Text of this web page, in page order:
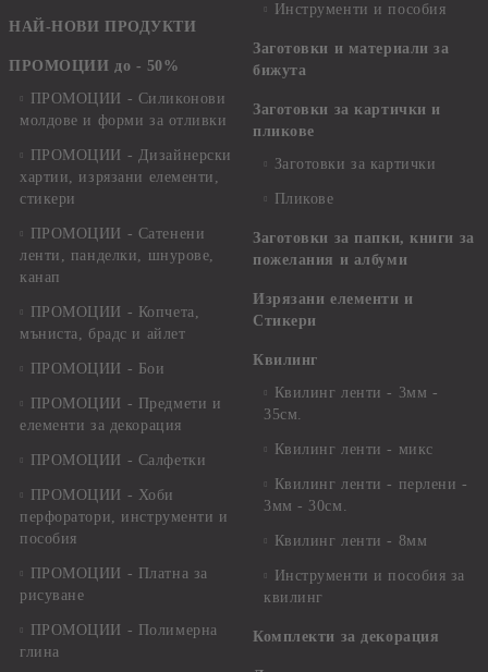
НАЙ-НОВИ ПРОДУКТИ
ПРОМОЦИИ до - 50%
ПРОМОЦИИ - Силиконови
молдове и форми за отливки
ПРОМОЦИИ - Дизайнерски
хартии, изрязани елементи,
стикери
ПРОМОЦИИ - Сатенени
ленти, панделки, шнурове,
канап
ПРОМОЦИИ - Копчета,
мъниста, брадс и айлет
ПРОМОЦИИ - Бои
ПРОМОЦИИ - Предмети и
елементи за декорация
ПРОМОЦИИ - Салфетки
ПРОМОЦИИ - Хоби
перфоратори, инструменти и
пособия
ПРОМОЦИИ - Платна за
рисуване
ПРОМОЦИИ - Полимерна
глина
Инструменти и пособия
Заготовки и материали за
бижута
Заготовки за картички и
пликове
Заготовки за картички
Пликове
Заготовки за папки, книги за
пожелания и албуми
Изрязани елементи и
Стикери
Квилинг
Квилинг ленти - 3мм -
35см.
Квилинг ленти - микс
Квилинг ленти - перлени -
3мм - 30см.
Квилинг ленти - 8мм
Инструменти и пособия за
квилинг
Комплекти за декорация